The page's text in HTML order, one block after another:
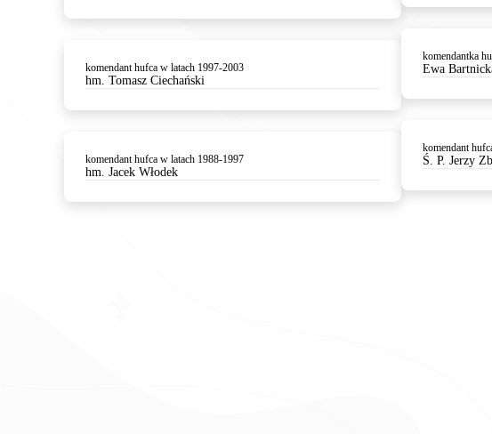
komendant hufca w latach 1997-2003
hm. Tomasz Ciechański
komendant hufca w latach 1988-1997
hm. Jacek Włodek
komendantka
Ewa
komendant
Ś. P. Jerzy